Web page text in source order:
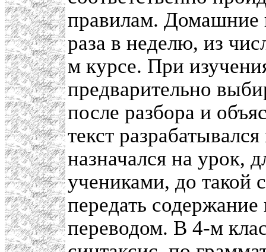
правилам. Домашние
раза в неделю, из
м курсе. При
предварительно
после разбора и
текст
назначался на урок,
учениками, до такой
передать
переводом. В 4-м